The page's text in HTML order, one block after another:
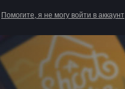
Помогите, я не могу войти в аккаунт